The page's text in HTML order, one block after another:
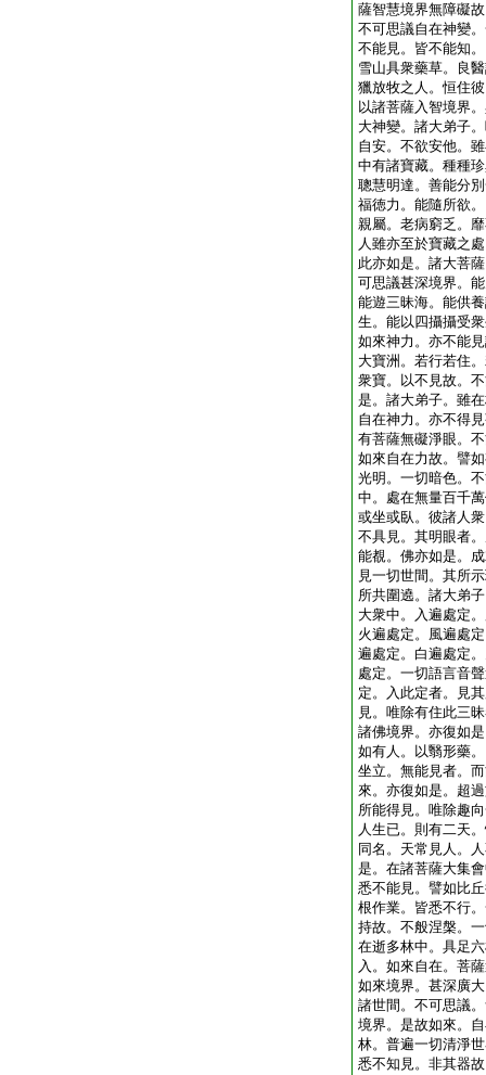
薩智慧境界無障礙
不可思議自在神變
不能見。皆不能知
雪山具衆藥草。良
獵放牧之人。恒住
以諸菩薩入智境界
大神變。諸大弟子
自安。不欲安他。
中有諸寶藏。種種
聰慧明達。善能分
福徳力。能隨所欲
親屬。老病窮乏。
人雖亦至於寶藏之
此亦如是。諸大菩
可思議甚深境界。
能遊三昧海。能供
生。能以四攝攝受
如來神力。亦不能
大寶洲。若行若住
衆寶。以不見故。
是。諸大弟子。雖
自在神力。亦不得
有菩薩無礙淨眼。
如來自在力故。譬
光明。一切暗色。
中。處在無量百千
或坐或臥。彼諸人
不具見。其明眼者
能覩。佛亦如是。
見一切世間。其所
所共圍遶。諸大弟
大衆中。入遍處定
火遍處定。風遍處
遍處定。白遍處定
處定。一切語言音
定。入此定者。見
見。唯除有住此三
諸佛境界。亦復如
如有人。以翳形藥
坐立。無能見者。
來。亦復如是。超
所能得見。唯除趣
人生已。則有二天
同名。天常見人。
是。在諸菩薩大集
悉不能見。譬如比
根作業。皆悉不行
持故。不般涅槃。
在逝多林中。具足
入。如來自在。菩
如來境界。甚深廣
諸世間。不可思議
境界。是故如來。
林。普遍一切清淨
悉不知見。非其器